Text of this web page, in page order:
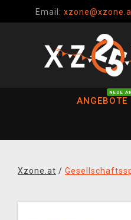
Email:
ANGEBOTE
NEUE
Xzone.at /